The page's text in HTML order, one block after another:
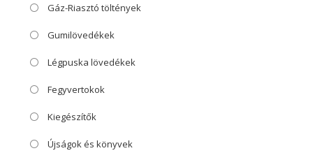
Gáz-Riasztó töltények
Gumilövedékek
Légpuska lövedékek
Fegyvertokok
Kiegészítők
Újságok és könyvek